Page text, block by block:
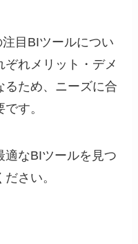
目BIツールについ
れメリット・デメ
るため、ニーズに合
す。
適なBIツールを見つ
さい。